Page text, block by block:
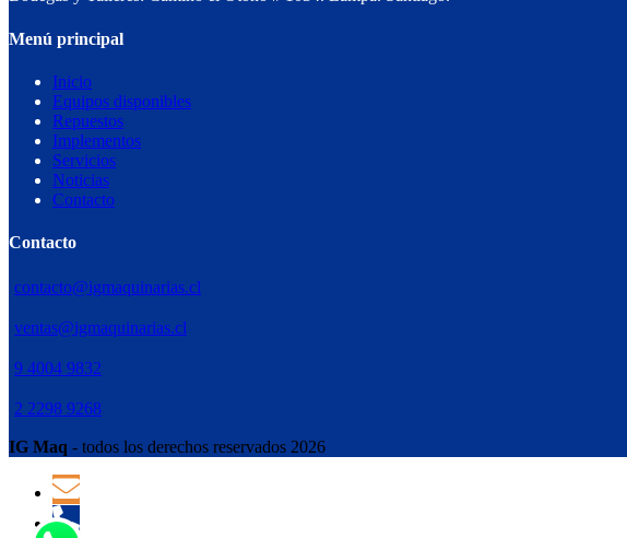
Menú principal
Inicio
Equipos disponibles
Repuestos
Implementos
Servicios
Noticias
Contacto
Contacto
contacto@igmaquinarias.cl
ventas@igmaquinarias.cl
9 4004 9832
2 2298 9268
IG Maq - todos los derechos reservados 2026